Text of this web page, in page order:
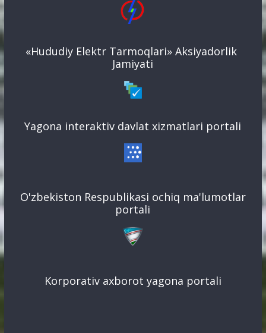
«Hududiy Elektr Tarmoqlari» Aksiyadorlik
Jamiyati
Yagona interaktiv davlat xizmatlari portali
O'zbekiston Respublikasi ochiq ma'lumotlar
portali
Korporativ axborot yagona portali